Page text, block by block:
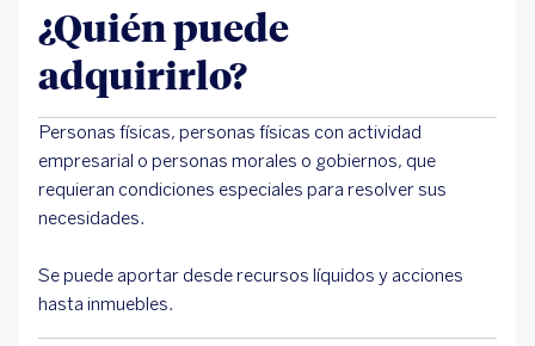
¿Quién puede
adquirirlo?
Personas físicas, personas físicas con actividad
empresarial o personas morales o gobiernos, que
requieran condiciones especiales para resolver sus
necesidades.
Se puede aportar desde recursos líquidos y acciones
hasta inmuebles.